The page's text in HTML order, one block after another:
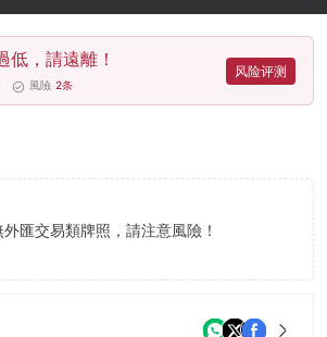
低，請遠離！
風險 2条
风险评测
外匯交易類牌照，請注意風險！